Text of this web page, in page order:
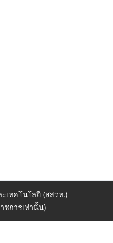
เทคโนโลยี (สสวท.)
ชการเท่านั้น)